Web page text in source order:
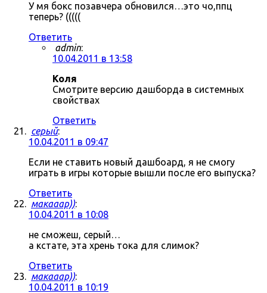
У мя бокс позавчера обновился…это чо,ппц
теперь? (((((
Ответить
admin:
10.04.2011 в 13:58
Коля
Смотрите версию дашборда в системных
свойствах
Ответить
серый:
10.04.2011 в 09:47
Если не ставить новый дашбоард, я не смогу
играть в игры которые вышли после его выпуска?
Ответить
макааар)):
10.04.2011 в 10:08
не сможеш, серый…
а кстате, эта хрень тока для слимок?
Ответить
макааар)):
10.04.2011 в 10:19